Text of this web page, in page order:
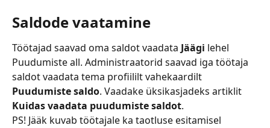
Saldode vaatamine
Töötajad saavad oma saldot vaadata Jäägi lehel
Puudumiste all. Administraatorid saavad iga töötaja
saldot vaadata tema profiililt vahekaardilt
Puudumiste saldo. Vaadake üksikasjadeks artiklit
Kuidas vaadata puudumiste saldot.
PS! Jääk kuvab töötajale ka taotluse esitamisel